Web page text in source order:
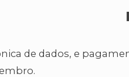
de dados, e